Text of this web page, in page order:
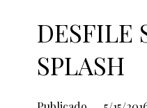
DESFILE
SPLASH